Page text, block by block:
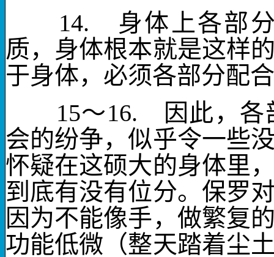
14. 身体上各部
质，身体根本就是这样
于身体，必须各部分配
15～16. 因此，各
会的纷争，似乎令一些
怀疑在这硕大的身体里
到底有没有位分。保罗
因为不能像手，做繁复
功能低微（整天踏着尘